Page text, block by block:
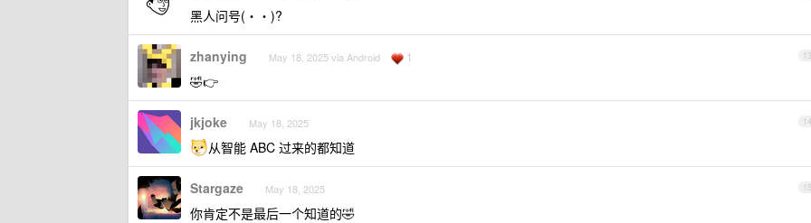
黑人问号(・・)?
13
zhanying May 18, 2025 via Android 1
🤣👉
14
jkjoke May 18, 2025
从智能 ABC 过来的都知道
15
Stargaze May 18, 2025
你肯定不是最后一个知道的🤣